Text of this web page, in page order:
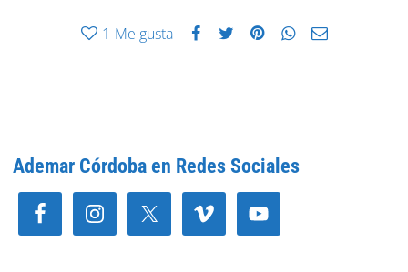
1 Me gusta
Ademar Córdoba en Redes Sociales